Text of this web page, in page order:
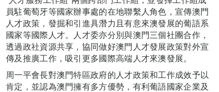
員駐葡萄牙等國家辦事處的在地聯繫人角色，宣傳澳門
人才政策，發掘和引進具潛力且有意來澳發展的葡語系
國家等國際人才。人才委亦分別與澳門三個社團合作，
透過政社資源共享，協同做好澳門人才發展政策對外宣
傳及推廣工作，吸引更多國際高端人才來澳發展。
周一平會長對澳門特區政府的人才政策和工作成效予以
肯定，並認為澳門擁有多方優勢，有利葡語國家企業及